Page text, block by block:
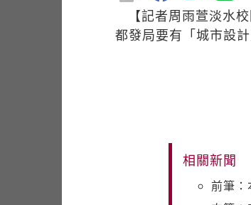
【記者周雨萱淡水
都發局要有「城市設
相關新聞
前筆：